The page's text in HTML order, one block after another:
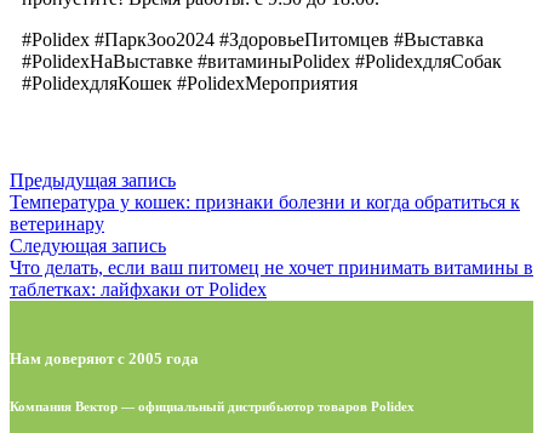
#Polidex #ПаркЗоо2024 #ЗдоровьеПитомцев #Выставка
#PolidexНаВыставке #витаминыPolidex #PolidexдляСобак
#PolideхдляКошек #PolidexМероприятия
Предыдущая запись
Температура у кошек: признаки болезни и когда обратиться к
ветеринару
Следующая запись
Что делать, если ваш питомец не хочет принимать витамины в
таблетках: лайфхаки от Polidex
Нам доверяют с 2005 года
Компания Вектор — официальный дистрибьютор товаров Polidex